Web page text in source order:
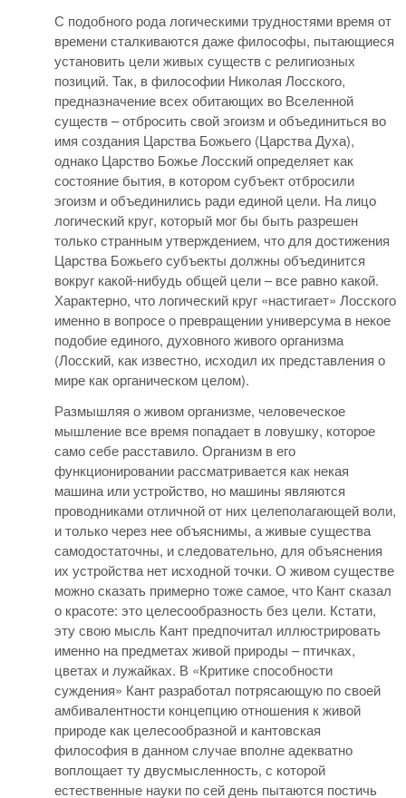
С подобного рода логическими трудностями время от
времени сталкиваются даже философы, пытающиеся
установить цели живых существ с религиозных
позиций. Так, в философии Николая Лосского,
предназначение всех обитающих во Вселенной
существ – отбросить свой эгоизм и объединиться во
имя создания Царства Божьего (Царства Духа),
однако Царство Божье Лосский определяет как
состояние бытия, в котором субъект отбросили
эгоизм и объединились ради единой цели. На лицо
логический круг, который мог бы быть разрешен
только странным утверждением, что для достижения
Царства Божьего субъекты должны объединится
вокруг какой-нибудь общей цели – все равно какой.
Характерно, что логический круг «настигает» Лосского
именно в вопросе о превращении универсума в некое
подобие единого, духовного живого организма
(Лосский, как известно, исходил их представления о
мире как органическом целом).
Размышляя о живом организме, человеческое
мышление все время попадает в ловушку, которое
само себе расставило. Организм в его
функционировании рассматривается как некая
машина или устройство, но машины являются
проводниками отличной от них целеполагающей воли,
и только через нее объяснимы, а живые существа
самодостаточны, и следовательно, для объяснения
их устройства нет исходной точки. О живом существе
можно сказать примерно тоже самое, что Кант сказал
о красоте: это целесообразность без цели. Кстати,
эту свою мысль Кант предпочитал иллюстрировать
именно на предметах живой природы – птичках,
цветах и лужайках. В «Критике способности
суждения» Кант разработал потрясающую по своей
амбивалентности концепцию отношения к живой
природе как целесообразной и кантовская
философия в данном случае вполне адекватно
воплощает ту двусмысленность, с которой
естественные науки по сей день пытаются постичь